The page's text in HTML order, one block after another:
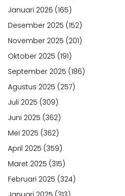
Januari 2026 (165)
Desember 2025 (152)
November 2025 (201)
Oktober 2025 (191)
September 2025 (186)
Agustus 2025 (257)
Juli 2025 (309)
Juni 2025 (362)
Mei 2025 (362)
April 2025 (359)
Maret 2025 (315)
Februari 2025 (324)